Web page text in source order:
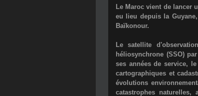
Le Maroc vient de lancer
eu lieu depuis la
Baïkonour.
Le satellite
héliosynchrone (SSO)
ses années de service,
cartographiques et
évolutions
catastrophes